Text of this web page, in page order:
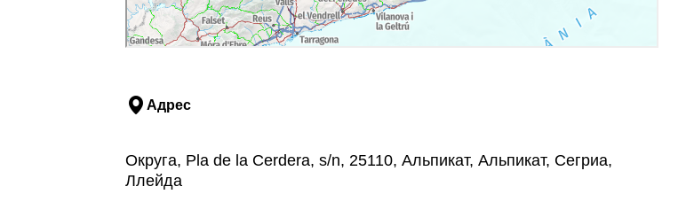
Адрес
Округа, Pla de la Cerdera, s/n, 25110, Альпикат, Альпикат, Сегриа,
Ллейда